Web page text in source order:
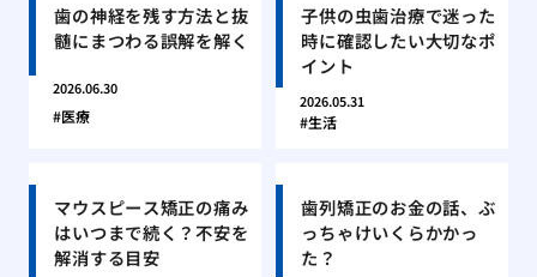
歯の神経を残す方法と抜
髄にまつわる誤解を解く
2026.06.30
医療
子供の虫歯治療で迷った
時に確認したい大切なポ
イント
2026.05.31
生活
マウスピース矯正の痛み
はいつまで続く？不安を
解消する目安
歯列矯正のお金の話、ぶ
っちゃけいくらかかっ
た？